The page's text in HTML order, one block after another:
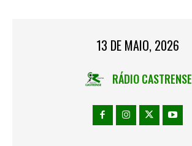
13 DE MAIO, 2026
RÁDIO CASTRENSE